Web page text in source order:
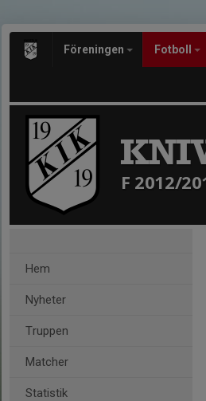
Föreningen Fotboll
F 2012/
Hem
Nyheter
Truppen
Matcher
Statistik